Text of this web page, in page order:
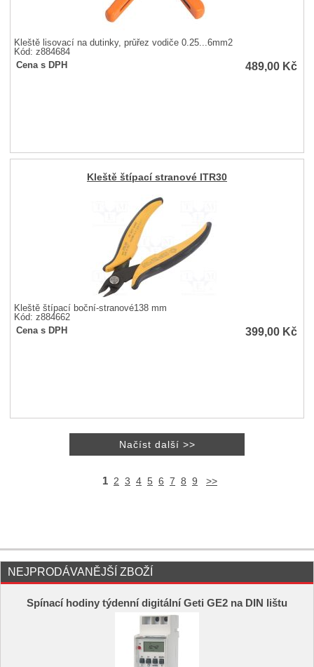
Kleště lisovací na dutinky, průřez vodiče 0.25...6mm2
Kód: z884684
Cena s DPH
489,00 Kč
Kleště štípací stranové ITR30
Kleště štípací boční-stranové138 mm
Kód: z884662
Cena s DPH
399,00 Kč
1 2 3 4 5 6 7 8 9 >>
NEJPRODÁVANĚJŠÍ ZBOŽÍ
Spínací hodiny týdenní digitální Geti GE2 na DIN lištu